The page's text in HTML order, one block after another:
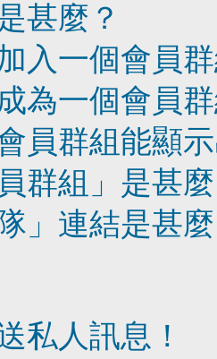
甚麼？
入一個會員
為一個會員
員群組能顯
群組」是甚
」連結是甚
私人訊息！